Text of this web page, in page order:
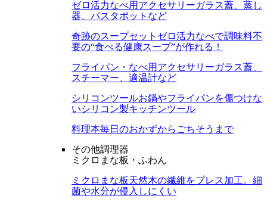
ゼロ活力なべ用アクセサリーガラス蓋、蒸し
器、パスタポットなど
奇跡のスープセット ゼロ活力なべで調味料不
要の“食べる健康スープ”が作れる！
フライパン・なべ用アクセサリーガラス蓋、
スチーマー、適温計など
シリコンツールお鍋やフライパンを傷つけな
いシリコン製キッチンツール
料理本毎日のおかずからごちそうまで
その他調理器
ミクロまな板・ふわん
ミクロまな板天然木の繊維をプレス加工。細
菌や水分が侵入しにくい